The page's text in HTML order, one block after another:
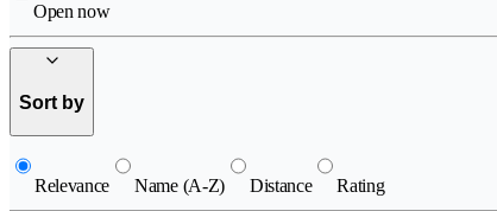
Open now
Sort by
Relevance Name (A-Z) Distance Rating